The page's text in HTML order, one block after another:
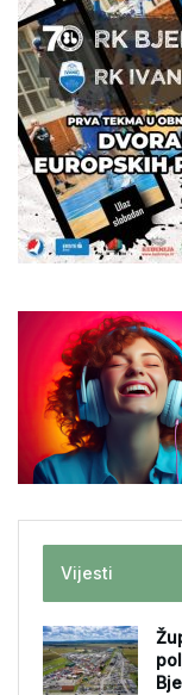
Vijesti